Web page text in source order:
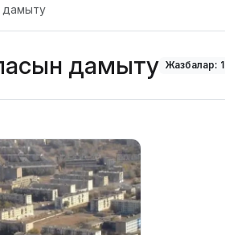
дамыту
дамыту Жазбалар: 1